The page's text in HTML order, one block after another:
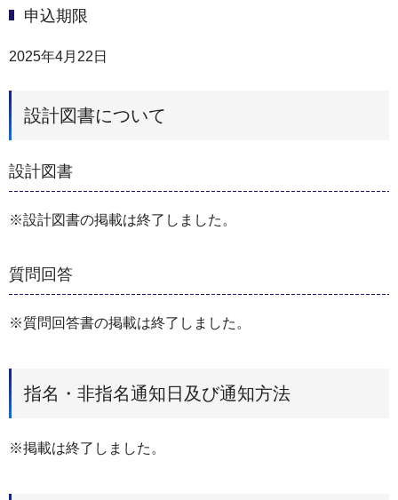
申込期限
2025年4月22日
設計図書について
設計図書
※設計図書の掲載は終了しました。
質問回答
※質問回答書の掲載は終了しました。
指名・非指名通知日及び通知方法
※掲載は終了しました。